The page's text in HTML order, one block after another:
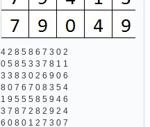
4 2 8 5 8 6 7 3 0 2
0 5 8 5 3 3 7 8 1 1
3 3 8 3 0 2 6 9 0 6
8 0 7 6 7 0 8 3 5 4
1 9 5 5 5 8 5 9 4 6
3 7 8 7 2 8 2 9 2 4
6 0 8 0 1 2 7 3 0 7